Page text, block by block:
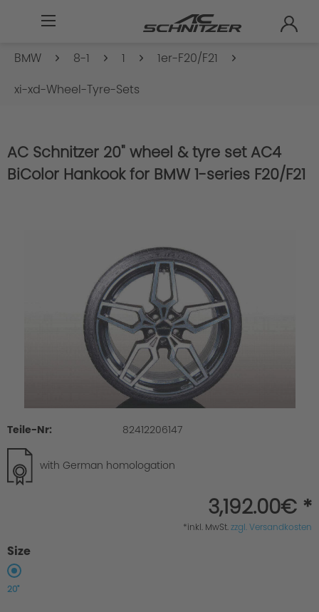
BMW 8-1 1
1er-F20/F21
xi-xd-Wheel-Tyre-Sets
AC Schnitzer 20" wheel & tyre set AC4
BiColor Hankook for BMW 1-series F20/F21
Teile-Nr: 82412206147
with German homologation
3,192.00€ *
*inkl. MwSt.zzgl. Versandkosten
Size
20"